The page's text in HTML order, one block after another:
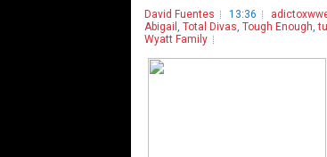
David Fuentes 13:36
Abigail
Total Divas Tough Enough ,
Wyatt Family